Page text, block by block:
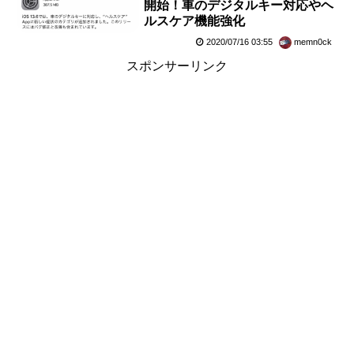
開始！車のデジタルキー対応やヘ
ルスケア機能強化
2020/07/16 03:55 memn0ck
スポンサーリンク